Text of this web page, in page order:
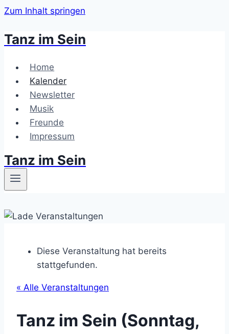
Zum Inhalt springen
Tanz im Sein
Home
Kalender
Newsletter
Musik
Freunde
Impressum
Tanz im Sein
Diese Veranstaltung hat bereits
stattgefunden.
« Alle Veranstaltungen
Tanz im Sein (Sonntag,